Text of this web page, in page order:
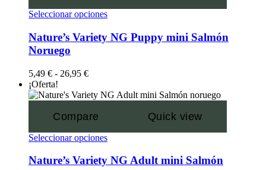
Seleccionar opciones
Nature’s Variety NG Puppy mini Salmón
Noruego
5,49 € - 26,95 €
¡Oferta!
Compare Quick view
Seleccionar opciones
Nature’s Variety NG Adult mini Salmón